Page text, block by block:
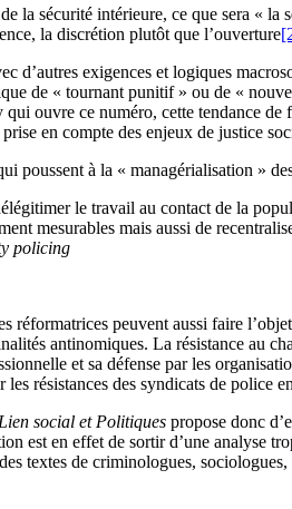
la sécurité intérieure, ce que sera «
la discrétion plutôt que l’ouverture
d’autres exigences et logiques
de « tournant punitif » ou de «
ouvre ce numéro, cette tendance
en compte des enjeux de justice
poussent à la « managérialisation »
le travail au contact de la
mesurables mais aussi de
policing
réformatrices peuvent aussi faire
antinomiques. La résistance au
et sa défense par les
résistances des syndicats de police
Lien social et Politiques propose donc
est en effet de sortir d’une analyse
de criminologues,